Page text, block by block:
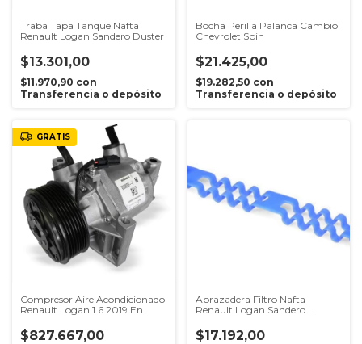
Traba Tapa Tanque Nafta
Renault Logan Sandero Duster
$13.301,00
$11.970,90 con
Transferencia o depósito
Bocha Perilla Palanca Cambio
Chevrolet Spin
$21.425,00
$19.282,50 con
Transferencia o depósito
GRATIS
Compresor Aire Acondicionado
Renault Logan 1.6 2019 En
$827.667,00
Abrazadera Filtro Nafta
Renault Logan Sandero
$17.192,00